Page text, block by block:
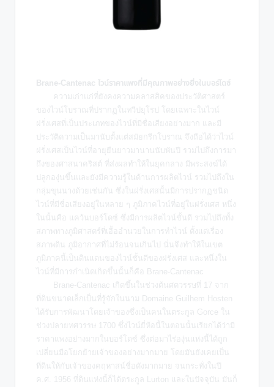
Brane-Cantenac ไวน์ราคาแพงที่มีคุณภาพอย่างยิ่งในบอร์โดซ์
ความเก่าแก่ที่ยังคงความคลาสสิคของประวัติศาสตร์
ของไวน์โบราณที่ปรากฏในทวีปยุโรป โดยเฉพาะในไวน์
ฝรั่งเศสที่เป็นประเภทของไวน์ที่มีชื่อเสียงอย่างมาก และมี
ประวัติความเป็นมานับตั้งแต่สมัยกรีกโบราณ จึงถือได้ว่าไวน์
ฝรั่งเศสเป็นไวน์ที่อายุยืนยาวมานานนับพันปี รวมไปถึงการมา
ถึงของศาสนาคริสต์ ที่ส่งผลทำให้ในยุคกลาง มีพระสงฆ์ได้
ปลูกองุ่นขึ้นและยังมีความรู้ในด้านการผลิตไวน์ รวมไปถึงใน
กลุ่มขุนนางด้วยเช่นกัน ซึ่งในฝรั่งเศสนั้นมีการปรากฏชนิด
ไวน์ที่มีชื่อเสียงอยู่ในหลาย ๆ ภูมิภาคไวน์ที่อยู่ในฝรั่งเศส หนึ่ง
ในนั้นคือ แคว้นบอร์โดซ์ ซึ่งมีการผลิตไวน์ชั้นดี รวมไปถึงทั้ง
สภาพทางภูมิศาสตร์ที่เอื้ออำนวยในการทำไวน์ ตั้งแต่เรื่อง
สภาพดิน ภูมิอากาศที่ไม่ร้อนจนเกินไป นั่นจึงทำให้ในเขต
ภูมิภาคนี้เป็นดินแดนของไวน์ชั้นดีของฝรั่งเศส และหนึ่งใน
ไวน์ที่มีการกำเนิดเกิดขึ้นนั้นก็คือ Brane-Cantenac
Brane-Cantenac เกิดขึ้นในช่วงต้นศตวรรษที่ 17 จาก
ที่ดินขนาดเล็กเป็นที่รู้จักในนาม Domaine Guilhem Hosten
ได้รับการพัฒนาโดยเจ้าของซึ่งเป็นคนในตระกูล Gorce ใน
ช่วงปลายทศวรรษ 1700 ซึ่งไวน์ยี่ห้อนี้ในตอนนั้นเรียกได้ว่ามี
ราคาแพงอย่างมากในบอร์โดซ์ ซึ่งต่อมาไร่องุ่นแห่งนี้ได้ถูก
เปลี่ยนมือโยกย้ายเจ้าของอย่างมากมาย โดยมันยังเคยเป็น
ที่ดินให้กับเจ้าของคฤหาสน์ชื่อดังมากมาย จนกระทั่งในปี
ค.ศ. 1956 ที่ดินแห่งนี้ก็ได้ตระกูล Lurton และในปัจจุบัน มันก็